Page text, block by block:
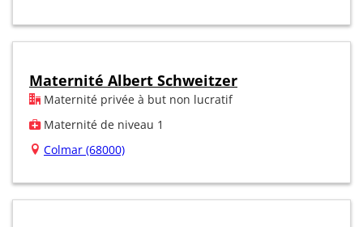
Maternité Albert Schweitzer
Maternité privée à but non lucratif
Maternité de niveau 1
Colmar (68000)